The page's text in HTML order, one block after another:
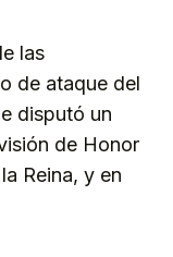
las
de ataque del
disputó un
de Honor
Reina, y en